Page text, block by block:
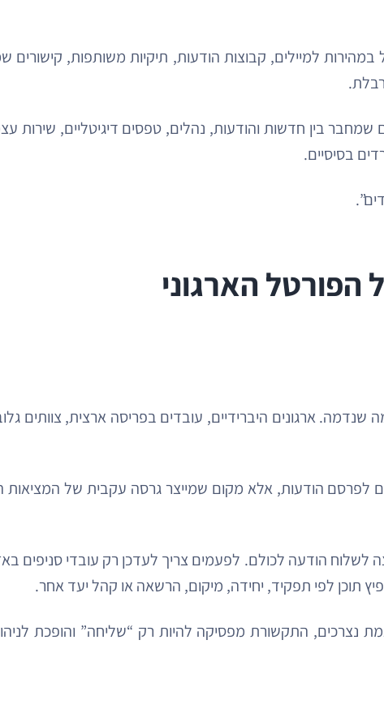
למיילים, קבוצות הודעות, תיקיות משותפות,
בין חדשות והודעות, נהלים, טפסים דיגיטליים, שירות
בסיסיים.
הארגוני
ארגונים היברידיים, עובדים בפריסה ארצית, צוותים
לפרסם הודעות, אלא מקום שמייצר גרסה עקבית של
הודעה לכולם. לפעמים צריך לעדכן רק עובדי סניפים
תוכן לפי תפקיד, יחידה, מיקום, הרשאה או קהל יעד אחר.
נצרכים, התקשורת מפסיקה להיות רק “שליחה” והופכת